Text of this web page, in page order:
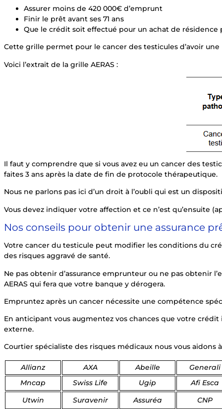
Assurer moins de 420 000€ d’emprunt
Finir le prêt avant ses 71 ans
Que le crédit soit effectué pour un achat de
Cette grille permet pour le cancer des testicules d’avoir
Voici l’extrait de la grille AERAS :
Il faut y comprendre que si vous avez eu un cancer des
faites 3 ans après la date de fin de protocole thérapeutique.
Nous ne parlons pas ici d’un droit à l’oubli qui est un
Vous devez indiquer votre affection et ce n’est qu’ensuite
Nos conseils pour obtenir une assurance
Votre cancer du testicule peut modifier les conditions du
des risques aggravé de santé.
Ne pas obtenir d’assurance emprunteur ou ne pas obtenir
AERAS qui fera que votre banque y dérogera.
Empruntez après un cancer nécessite une compétence
En anticipant vous augmentez vos chances que votre
externe.
Courtier spécialiste des risques médicaux nous vous aidons
Allianz AXA Abeille
Generali
Mncap
Swiss Life Ugip
Afi Esca
Utwin
Suravenir Assuréa
CNP